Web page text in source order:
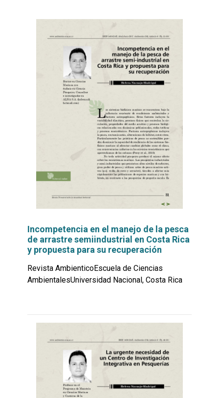
Incompetencia en el manejo de la pesca
de arrastre semiindustrial en Costa Rica
y propuesta para su recuperación
Revista AmbienticoEscuela de Ciencias
AmbientalesUniversidad Nacional, Costa Rica